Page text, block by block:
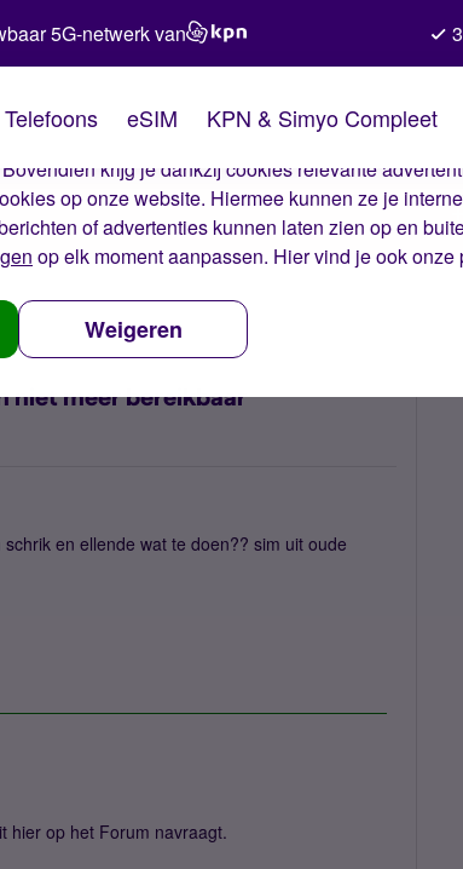
Simyo
onze website. Met deze cookies zorgen wij ervoor
krijg je dankzij cookies relevante
op onze website. Hiermee kunnen ze je
of advertenties kunnen laten zien op en
op elk moment aanpassen. Hier vind je ook onze
Weigeren
5G-netwerk van
Telefoons eSIM KPN & Simyo Compleet
niet meer bereikbaar
en ellende wat te doen?? sim uit oude
hier op het Forum navraagt.